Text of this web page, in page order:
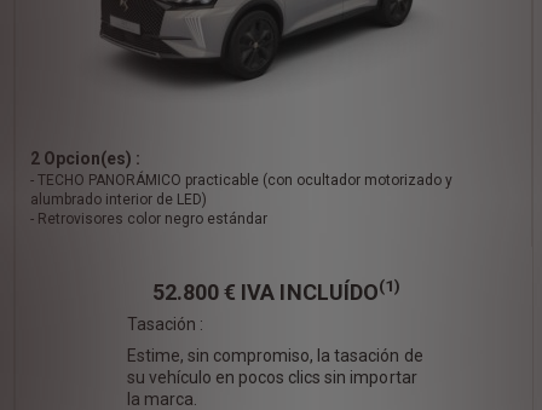
2 Opcion(es) :
- TECHO PANORÁMICO practicable (con ocultador motorizado y
alumbrado interior de LED)
- Retrovisores color negro estándar
52.800 € IVA INCLUÍDO(1)
Tasación :
Estime, sin compromiso, la tasación de
su vehículo en pocos clics sin importar
la marca.